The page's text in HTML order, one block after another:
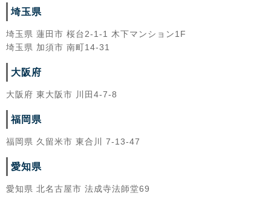
埼玉県
埼玉県 蓮田市 桜台2-1-1 木下マンション1F
埼玉県 加須市 南町14-31
大阪府
大阪府 東大阪市 川田4-7-8
福岡県
福岡県 久留米市 東合川 7-13-47
愛知県
愛知県 北名古屋市 法成寺法師堂69